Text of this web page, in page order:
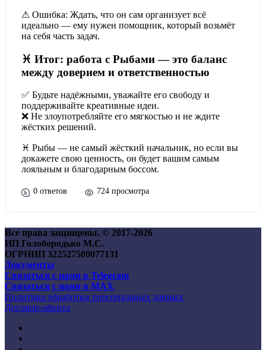
⚠ Ошибка: Ждать, что он сам организует всё
идеально — ему нужен помощник, который возьмёт
на себя часть задач.
♓ Итог: работа с Рыбами — это баланс
между доверием и ответственностью
✅ Будьте надёжными, уважайте его свободу и
поддерживайте креативные идеи.
❌ Не злоупотребляйте его мягкостью и не ждите
жёстких решений.
♓ Рыбы — не самый жёсткий начальник, но если вы
докажете свою ценность, он будет вашим самым
лояльным и благодарным боссом.
0 ответов 724 просмотра
Все права защищены. © 2017-2026
ИП Голобородько М.С.
ОГРНИП 322527500077131
Документы
Связаться с нами в Telegram
Связаться с нами в MAX
Политика обработки персональных данных
Договор-оферта